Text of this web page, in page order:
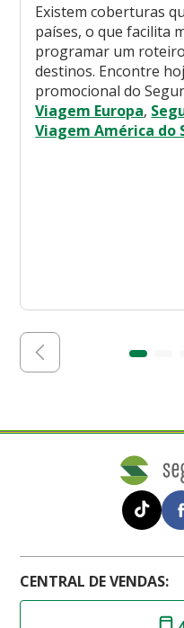
Existem coberturas
países, o que facilita
programar um
destinos. Encontre
promocional do
Viagem Europa,
Viagem América do
CENTRAL DE VENDAS: